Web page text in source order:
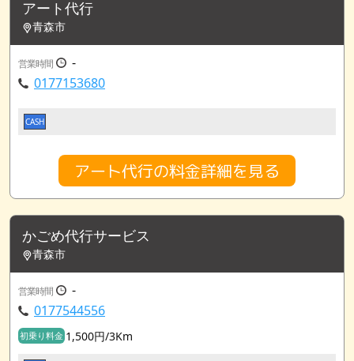
アート代行
青森市
営業時間
-
0177153680
CASH
アート代行の料金詳細を見る
かごめ代行サービス
青森市
営業時間
-
0177544556
初乗り料金 1,500円/3Km